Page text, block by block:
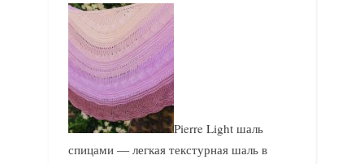
Pierre Light шаль
спицами — легкая текстурная шаль в